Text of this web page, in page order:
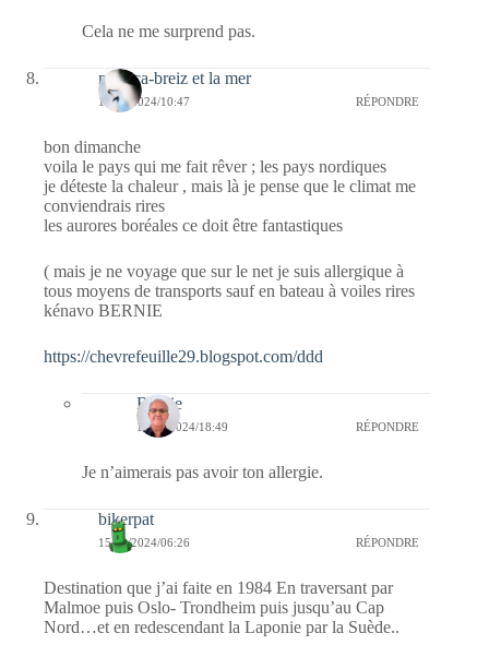
Cela ne me surprend pas.
monica-breiz et la mer
15/12/2024/10:47 RÉPONDRE
bon dimanche
voila le pays qui me fait rêver ; les pays nordiques
je déteste la chaleur , mais là je pense que le climat me
conviendrais rires
les aurores boréales ce doit être fantastiques
( mais je ne voyage que sur le net je suis allergique à
tous moyens de transports sauf en bateau à voiles rires
kénavo BERNIE
https://chevrefeuille29.blogspot.com/ddd
Bernie
16/12/2024/18:49 RÉPONDRE
Je n’aimerais pas avoir ton allergie.
bikerpat
15/12/2024/06:26 RÉPONDRE
Destination que j’ai faite en 1984 En traversant par
Malmoe puis Oslo- Trondheim puis jusqu’au Cap
Nord…et en redescendant la Laponie par la Suède..